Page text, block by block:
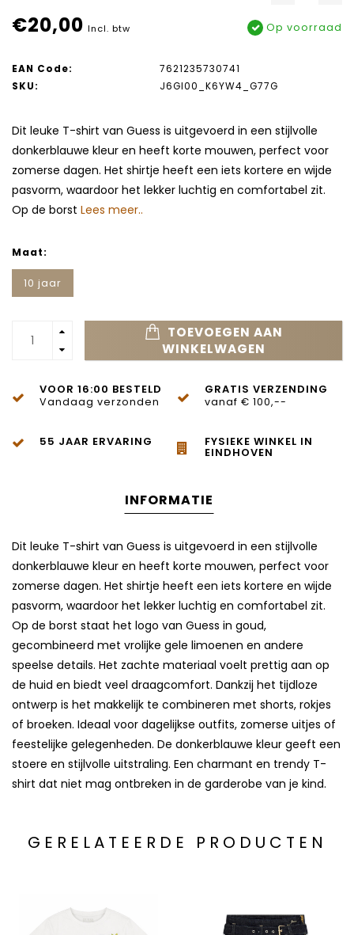
€20,00 Incl. btw Op voorraad
EAN Code:
7621235730741
SKU:
J6GI00_K6YW4_G77G
Dit leuke T-shirt van Guess is uitgevoerd in een stijlvolle
donkerblauwe kleur en heeft korte mouwen, perfect voor
zomerse dagen. Het shirtje heeft een iets kortere en wijde
pasvorm, waardoor het lekker luchtig en comfortabel zit.
Op de borst Lees meer..
Maat:
10 jaar
TOEVOEGEN AAN
WINKELWAGEN
VOOR 16:00 BESTELD
Vandaag verzonden
GRATIS VERZENDING
vanaf € 100,--
55 JAAR ERVARING FYSIEKE WINKEL IN
EINDHOVEN
INFORMATIE
Dit leuke T-shirt van Guess is uitgevoerd in een stijlvolle
donkerblauwe kleur en heeft korte mouwen, perfect voor
zomerse dagen. Het shirtje heeft een iets kortere en wijde
pasvorm, waardoor het lekker luchtig en comfortabel zit.
Op de borst staat het logo van Guess in goud,
gecombineerd met vrolijke gele limoenen en andere
speelse details. Het zachte materiaal voelt prettig aan op
de huid en biedt veel draagcomfort. Dankzij het tijdloze
ontwerp is het makkelijk te combineren met shorts, rokjes
of broeken. Ideaal voor dagelijkse outfits, zomerse uitjes of
feestelijke gelegenheden. De donkerblauwe kleur geeft een
stoere en stijlvolle uitstraling. Een charmant en trendy T-
shirt dat niet mag ontbreken in de garderobe van je kind.
GERELATEERDE PRODUCTEN